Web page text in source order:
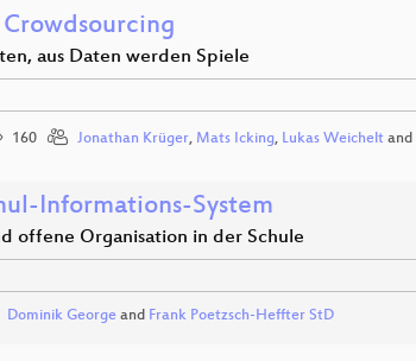
aus Daten werden Spiele
160 Jonathan Krüger, Mats Icking, Lukas Weicheltand
Informations-System
offene Organisation in der Schule
Dominik George and Frank Poetzsch-Heffter StD